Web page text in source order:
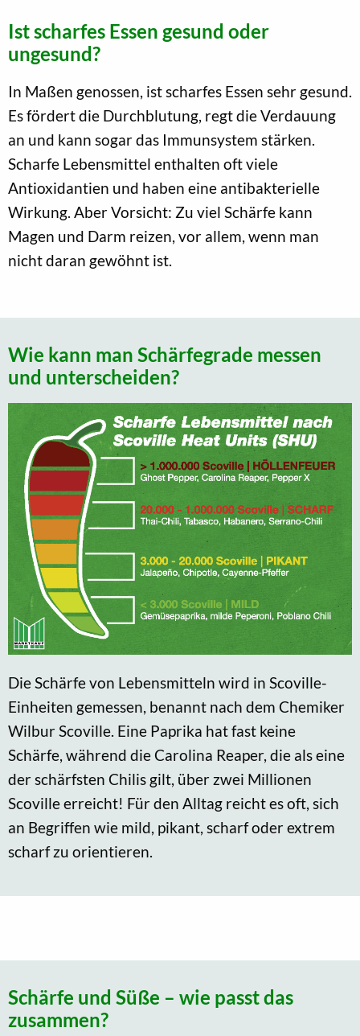
Ist scharfes Essen gesund oder
ungesund?
In Maßen genossen, ist scharfes Essen sehr gesund.
Es fördert die Durchblutung, regt die Verdauung
an und kann sogar das Immunsystem stärken.
Scharfe Lebensmittel enthalten oft viele
Antioxidantien und haben eine antibakterielle
Wirkung. Aber Vorsicht: Zu viel Schärfe kann
Magen und Darm reizen, vor allem, wenn man
nicht daran gewöhnt ist.
Wie kann man Schärfegrade messen
und unterscheiden?
Die Schärfe von Lebensmitteln wird in Scoville-
Einheiten gemessen, benannt nach dem Chemiker
Wilbur Scoville. Eine Paprika hat fast keine
Schärfe, während die Carolina Reaper, die als eine
der schärfsten Chilis gilt, über zwei Millionen
Scoville erreicht! Für den Alltag reicht es oft, sich
an Begriffen wie mild, pikant, scharf oder extrem
scharf zu orientieren.
Schärfe und Süße – wie passt das
zusammen?